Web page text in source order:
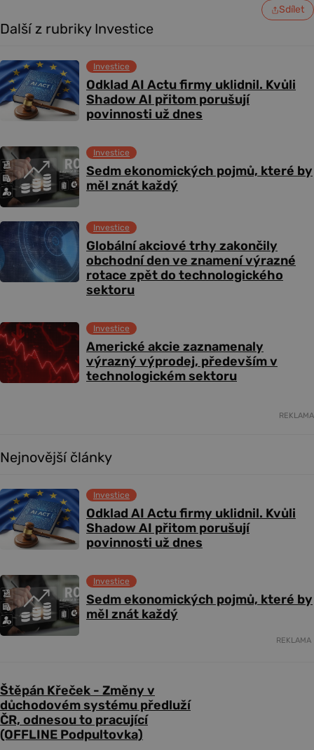
Sdílet
Další z rubriky Investice
Odklad AI Actu firmy uklidnil. Kvůli
Shadow AI přitom porušují
povinnosti už dnes
Investice
Sedm ekonomických pojmů, které by
měl znát každý
Investice
Globální akciové trhy zakončily
obchodní den ve znamení výrazné
rotace zpět do technologického
sektoru
Investice
Americké akcie zaznamenaly
výrazný výprodej, především v
technologickém sektoru
Investice
REKLAMA
Nejnovější články
Odklad AI Actu firmy uklidnil. Kvůli
Shadow AI přitom porušují
povinnosti už dnes
Investice
Sedm ekonomických pojmů, které by
měl znát každý
Investice
REKLAMA
Štěpán Křeček - Změny v
důchodovém systému předluží
ČR, odnesou to pracující
(OFFLINE Podpultovka)